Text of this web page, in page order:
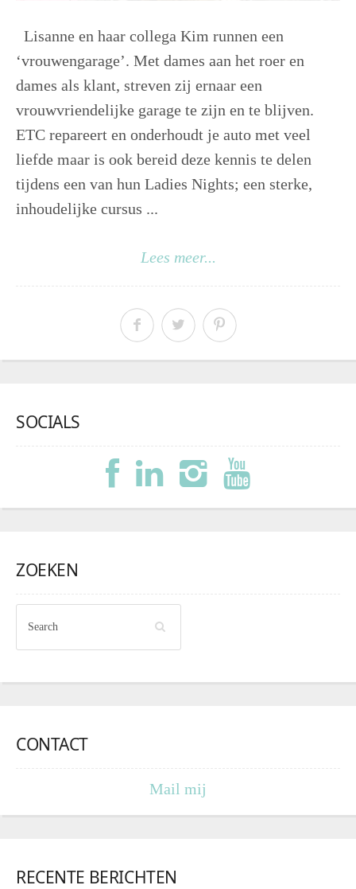
Lisanne en haar collega Kim runnen een
‘vrouwengarage’. Met dames aan het roer en
dames als klant, streven zij ernaar een
vrouwvriendelijke garage te zijn en te blijven.
ETC repareert en onderhoudt je auto met veel
liefde maar is ook bereid deze kennis te delen
tijdens een van hun Ladies Nights; een sterke,
inhoudelijke cursus ...
Lees meer...
SOCIALS
ZOEKEN
CONTACT
Mail mij
RECENTE BERICHTEN